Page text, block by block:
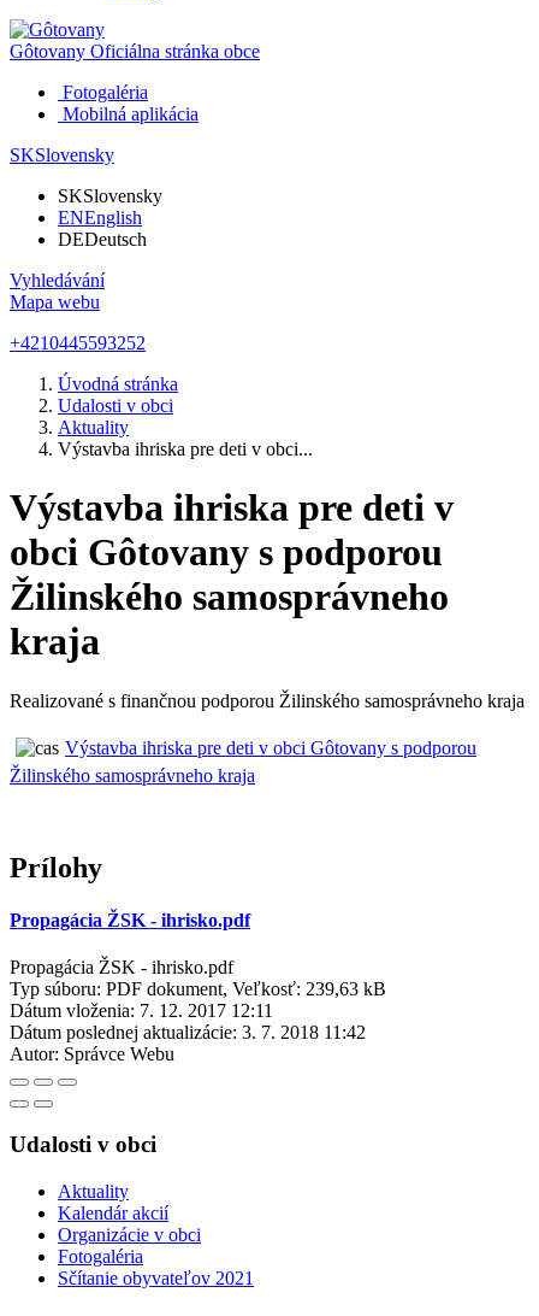
Gôtovany Oficiálna stránka obce
Fotogaléria
Mobilná aplikácia
SKSlovensky
SKSlovensky
ENEnglish
DEDeutsch
Vyhledávání
Mapa webu
+4210445593252
Úvodná stránka
Udalosti v obci
Aktuality
Výstavba ihriska pre deti v obci...
Výstavba ihriska pre deti v
obci Gôtovany s podporou
Žilinského samosprávneho
kraja
Realizované s finančnou podporou Žilinského samosprávneho kraja
Výstavba ihriska pre deti v obci Gôtovany s podporou
Žilinského samosprávneho kraja
Prílohy
Propagácia ŽSK - ihrisko.pdf
Propagácia ŽSK - ihrisko.pdf
Typ súboru: PDF dokument, Veľkosť: 239,63 kB
Dátum vloženia: 7. 12. 2017 12:11
Dátum poslednej aktualizácie: 3. 7. 2018 11:42
Autor: Správce Webu
Udalosti v obci
Aktuality
Kalendár akcií
Organizácie v obci
Fotogaléria
Sčítanie obyvateľov 2021